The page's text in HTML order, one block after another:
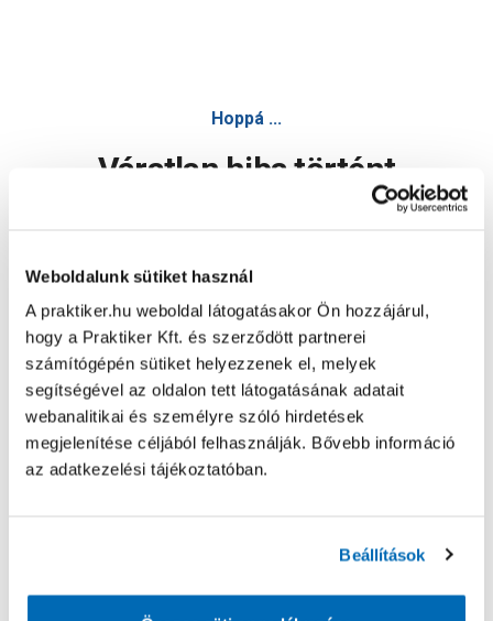
Weboldalunk sütiket használ
A praktiker.hu weboldal látogatásakor Ön hozzájárul,
hogy a Praktiker Kft. és szerződött partnerei
számítógépén sütiket helyezzenek el, melyek
segítségével az oldalon tett látogatásának adatait
webanalitikai és személyre szóló hirdetések
megjelenítése céljából felhasználják. Bővebb információ
az adatkezelési tájékoztatóban.
Beállítások
Hoppá ...
Váratlan hiba történt
Oldal újratöltése